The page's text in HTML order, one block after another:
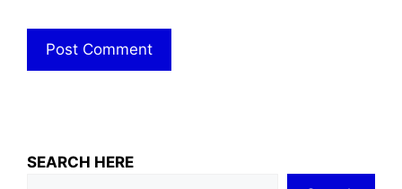
SEARCH HERE